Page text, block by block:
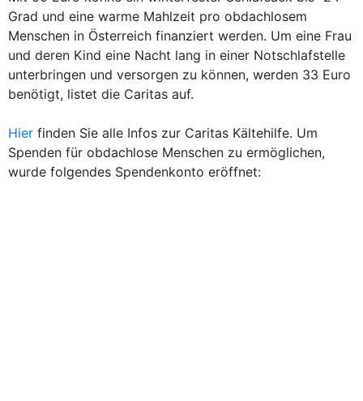
Grad und eine warme Mahlzeit pro obdachlosem
Menschen in Österreich finanziert werden. Um eine Frau
und deren Kind eine Nacht lang in einer Notschlafstelle
unterbringen und versorgen zu können, werden 33 Euro
benötigt, listet die Caritas auf.
Hier finden Sie alle Infos zur Caritas Kältehilfe. Um
Spenden für obdachlose Menschen zu ermöglichen,
wurde folgendes Spendenkonto eröffnet: